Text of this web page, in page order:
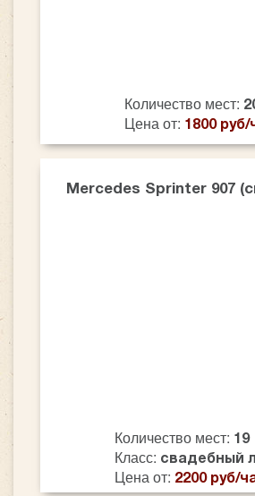
Количество мест:
Цена от: 1800 руб/
Mercedes Sprinter 907
Количество мест: 19
Класс: свадебный
Цена от: 2200 руб/